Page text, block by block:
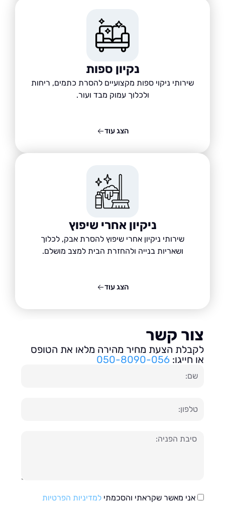
נקיון ספות
שירותי ניקוי ספות מקצועיים להסרת כתמים, ריחות
ולכלוך עמוק מבד ועור.
ניקיון אחרי שיפוץ
שירותי ניקיון אחרי שיפוץ להסרת אבק, לכלוך
ושאריות בנייה ולהחזרת הבית למצב מושלם.
קשר
הצעת מחיר מהירה מלאו את הטופס
חייגו:050-8090-056
אני מאשר שקראתי והסכמתילמדיניות הפרטיות